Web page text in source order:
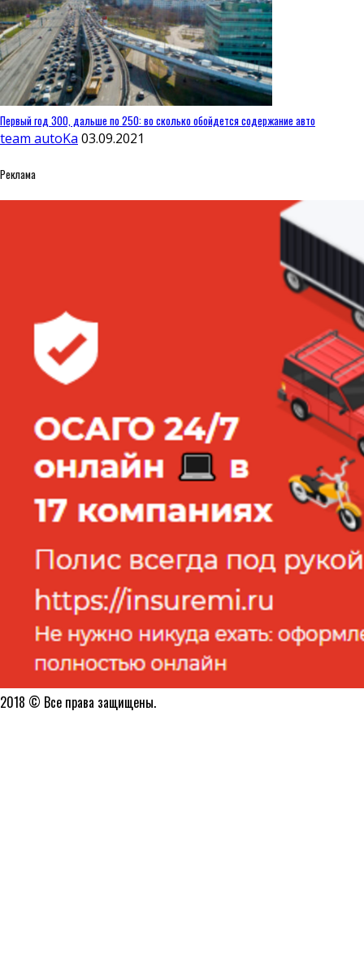
Первый год 300, дальше по 250: во сколько обойдется содержание авто
team autoKa 03.09.2021
Реклама
2018 © Все права защищены.